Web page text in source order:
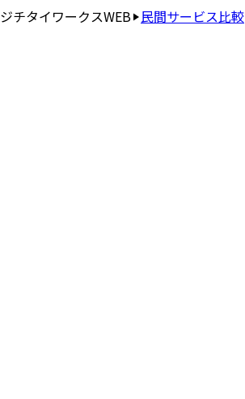
ジチタイワークスWEB 民間サービス比較